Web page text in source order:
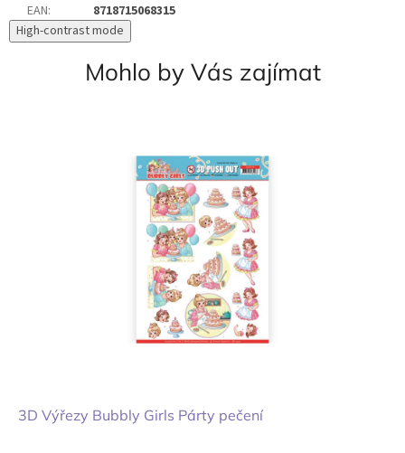
EAN:
8718715068315
High-contrast mode
Mohlo by Vás zajímat
3D Výřezy Bubbly Girls Párty pečení